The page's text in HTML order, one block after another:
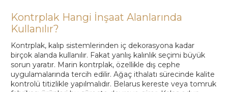
Kontrplak Hangi İnşaat Alanlarında
Kullanılır?
Kontrplak, kalıp sistemlerinden iç dekorasyona kadar
birçok alanda kullanılır. Fakat yanlış kalınlık seçimi büyük
sorun yaratır. Marin kontrplak, özellikle dış cephe
uygulamalarında tercih edilir. Ağaç ithalatı sürecinde kalite
kontrolü titizlikle yapılmalıdır. Belarus kereste veya tomruk